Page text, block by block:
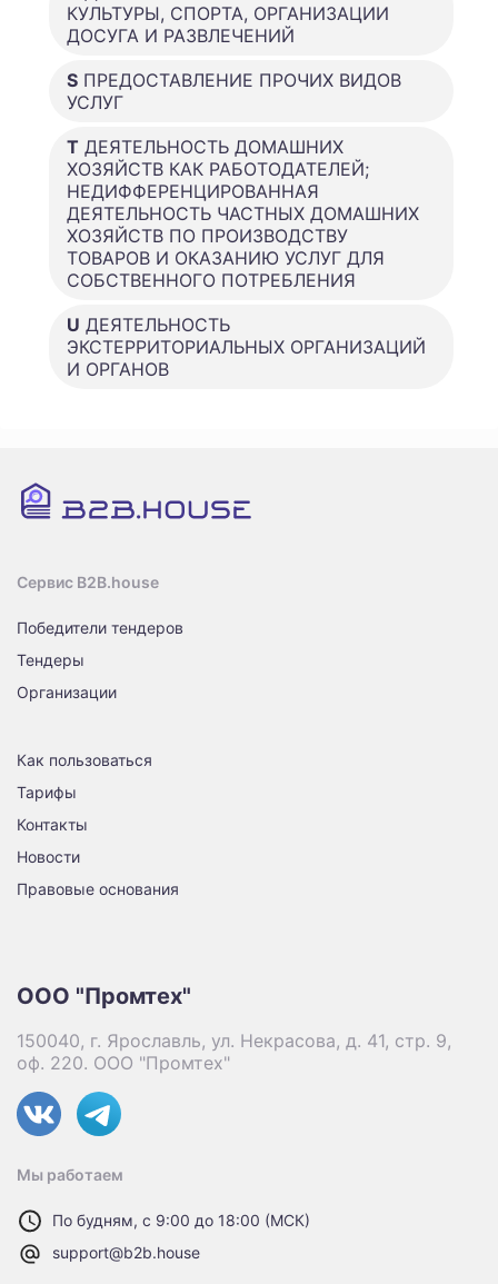
КУЛЬТУРЫ, СПОРТА, ОРГАНИЗАЦИИ
ДОСУГА И РАЗВЛЕЧЕНИЙ
S ПРЕДОСТАВЛЕНИЕ ПРОЧИХ ВИДОВ
УСЛУГ
T ДЕЯТЕЛЬНОСТЬ ДОМАШНИХ
ХОЗЯЙСТВ КАК РАБОТОДАТЕЛЕЙ;
НЕДИФФЕРЕНЦИРОВАННАЯ
ДЕЯТЕЛЬНОСТЬ ЧАСТНЫХ ДОМАШНИХ
ХОЗЯЙСТВ ПО ПРОИЗВОДСТВУ
ТОВАРОВ И ОКАЗАНИЮ УСЛУГ ДЛЯ
СОБСТВЕННОГО ПОТРЕБЛЕНИЯ
U ДЕЯТЕЛЬНОСТЬ
ЭКСТЕРРИТОРИАЛЬНЫХ ОРГАНИЗАЦИЙ
И ОРГАНОВ
Сервис B2B.house
Победители тендеров
Тендеры
Организации
Как пользоваться
Тарифы
Контакты
Новости
Правовые основания
ООО "Промтех"
150040, г. Ярославль, ул. Некрасова, д. 41, стр. 9,
оф. 220. ООО "Промтех"
Мы работаем
По будням, с 9:00 до 18:00 (МСК)
support@b2b.house